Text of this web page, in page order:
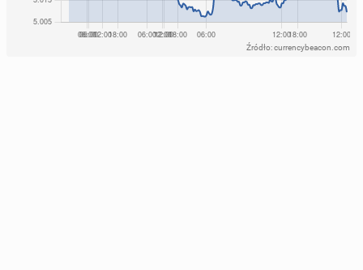
Źródło: currencybeacon.com